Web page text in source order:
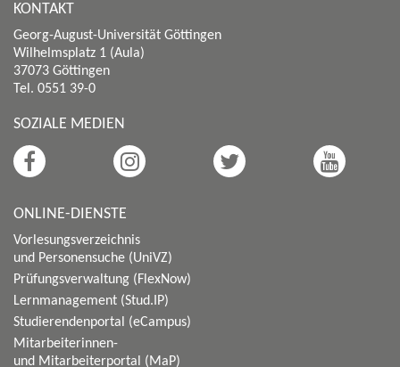
KONTAKT
Georg-August-Universität Göttingen
Wilhelmsplatz 1 (Aula)
37073 Göttingen
Tel. 0551 39-0
SOZIALE MEDIEN
ONLINE-DIENSTE
Vorlesungsverzeichnis
und Personensuche (UniVZ)
Prüfungsverwaltung (FlexNow)
Lernmanagement (Stud.IP)
Studierendenportal (eCampus)
Mitarbeiterinnen-
und Mitarbeiterportal (MaP)